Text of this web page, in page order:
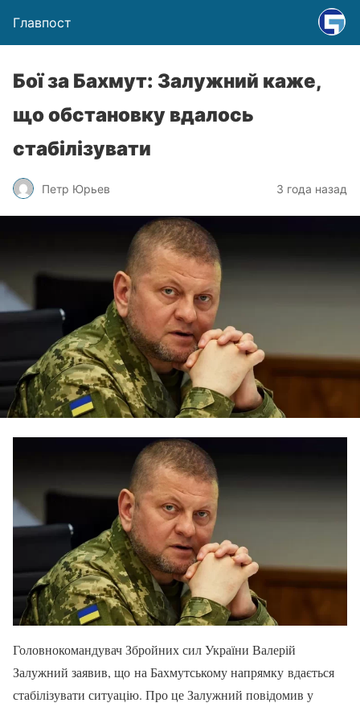
Главпост
Бої за Бахмут: Залужний каже,
що обстановку вдалось
стабілізувати
Петр Юрьев 3 года назад
Головнокомандувач Збройних сил України Валерій
Залужний заявив, що на Бахмутському напрямку вдається
стабілізувати ситуацію. Про це Залужний повідомив у